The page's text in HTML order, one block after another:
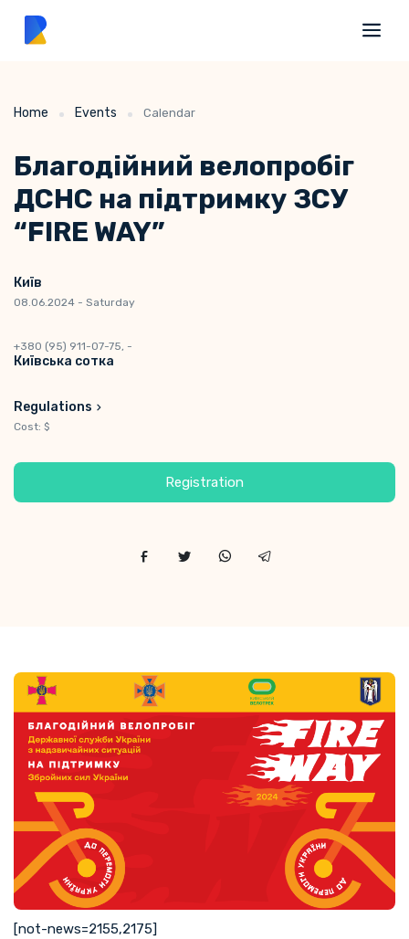
Home Events Calendar
Благодійний велопробіг
ДСНС на підтримку ЗСУ
“FIRE WAY”
Київ
08.06.2024 - Saturday
+380 (95) 911-07-75, -
Київська сотка
Regulations
Cost: $
Registration
[not-news=2155,2175]